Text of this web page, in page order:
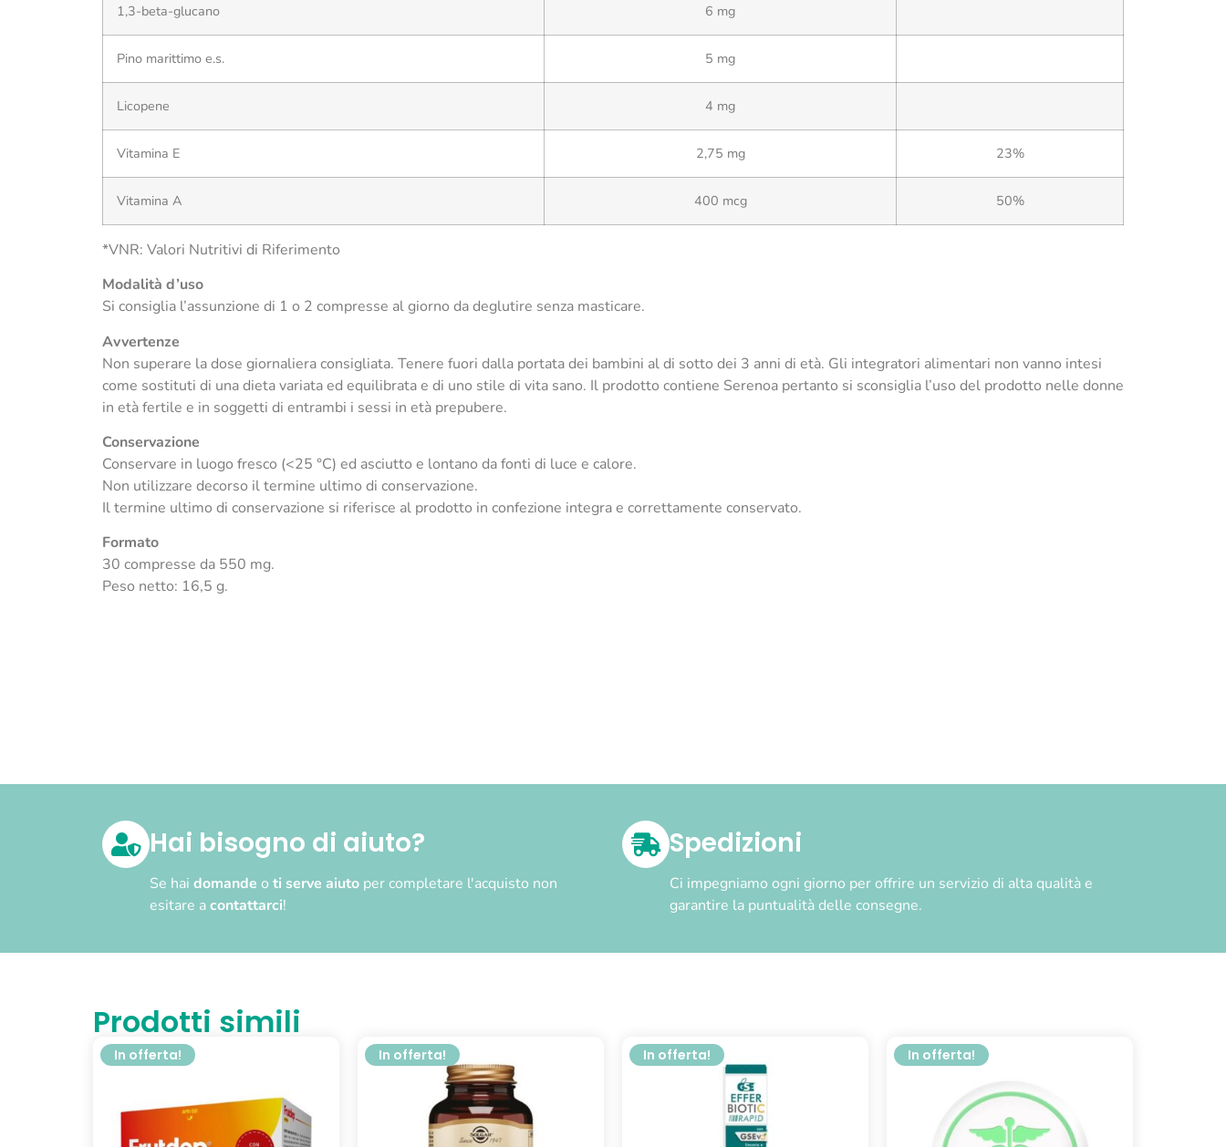
1,3-beta-glucano 6 mg
Pino marittimo e.s. 5 mg
Licopene 4 mg
Vitamina E 2,75 mg 23%
Vitamina A 400 mcg 50%
*VNR: Valori Nutritivi di Riferimento
Modalità d’uso
Si consiglia l’assunzione di 1 o 2 compresse al giorno da deglutire senza masticare.
Avvertenze
Non superare la dose giornaliera consigliata. Tenere fuori dalla portata dei bambini al di sotto dei 3 anni di età. Gli integratori alimentari non vanno intesi
come sostituti di una dieta variata ed equilibrata e di uno stile di vita sano. Il prodotto contiene Serenoa pertanto si sconsiglia l’uso del prodotto nelle donne
in età fertile e in soggetti di entrambi i sessi in età prepubere.
Conservazione
Conservare in luogo fresco (<25 °C) ed asciutto e lontano da fonti di luce e calore.
Non utilizzare decorso il termine ultimo di conservazione.
Il termine ultimo di conservazione si riferisce al prodotto in confezione integra e correttamente conservato.
Formato
30 compresse da 550 mg.
Peso netto: 16,5 g.
Hai bisogno di aiuto?
Se hai domande o ti serve aiuto per completare l'acquisto non
esitare acontattarci!
Spedizioni
Ci impegniamo ogni giorno per offrire un servizio di alta qualità e
garantire la puntualità delle consegne.
Prodotti simili
In offerta! In offerta! In offerta! In offerta!